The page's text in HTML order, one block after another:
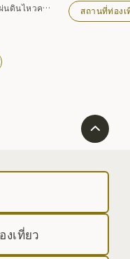
นดินไหวครั้ง
สถานที่ท่องเ
เที่ยว